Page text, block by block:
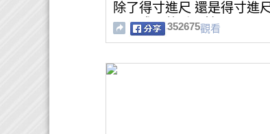
除了得寸進尺 還是得寸進
心靈成長的重要性
352675觀看